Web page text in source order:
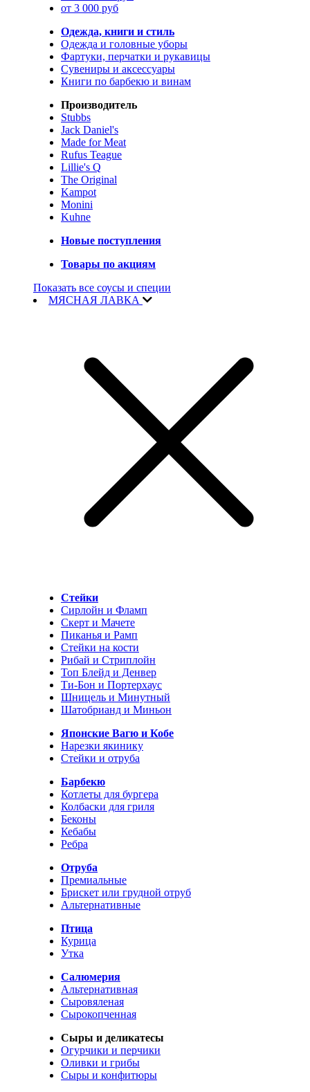
от 3 000 руб
Одежда, книги и стиль
Одежда и головные уборы
Фартуки, перчатки и рукавицы
Сувениры и аксессуары
Книги по барбекю и винам
Производитель
Stubbs
Jack Daniel's
Made for Meat
Rufus Teague
Lillie's Q
The Original
Kampot
Monini
Kuhne
Новые поступления
Товары по акциям
Показать все соусы и специи
МЯСНАЯ ЛАВКА
Стейки
Сирлойн и Фламп
Скерт и Мачете
Пиканья и Рамп
Стейки на кости
Рибай и Стриплойн
Топ Блейд и Денвер
Ти-Бон и Портерхаус
Шницель и Минутный
Шатобрианд и Миньон
Японские Вагю и Кобе
Нарезки якинику
Стейки и отруба
Барбекю
Котлеты для бургера
Колбаски для гриля
Беконы
Кебабы
Ребра
Отруба
Премиальные
Брискет или грудной отруб
Альтернативные
Птица
Курица
Утка
Салюмерия
Альтернативная
Сыровяленая
Сырокопченная
Сыры и деликатесы
Огурчики и перчики
Оливки и грибы
Сыры и конфитюры